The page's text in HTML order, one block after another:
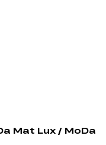
Mat Lux / MoDa